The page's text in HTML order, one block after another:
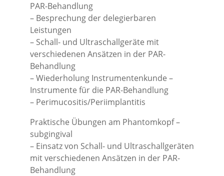
PAR-Behandlung
– Besprechung der delegierbaren
Leistungen
– Schall- und Ultraschallgeräte mit
verschiedenen Ansätzen in der PAR-
Behandlung
– Wiederholung Instrumentenkunde –
Instrumente für die PAR-Behandlung
– Perimucositis/Periimplantitis
Praktische Übungen am Phantomkopf –
subgingival
– Einsatz von Schall- und Ultraschallgeräten
mit verschiedenen Ansätzen in der PAR-
Behandlung